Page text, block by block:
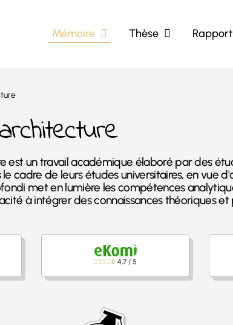
Mémoire Thèse
est un travail académique élaboré par des
cadre de leurs études universitaires, en vue
met en lumière les compétences
à intégrer des connaissances théoriques
4,7/ 5